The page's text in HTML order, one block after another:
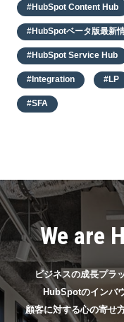
#HubSpot Content Hub
#HubSpotベータ版最新
#HubSpot Service Hub
#Integration #LP
#SFA
We are
ビジネスの成長プラ
HubSpotのインバ
顧客に対する心の寄せ